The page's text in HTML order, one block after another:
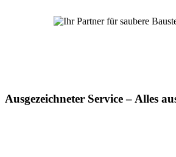
Ausgezeichneter Service – Alles